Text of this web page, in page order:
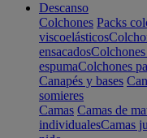
Descanso
Colchones Packs
viscoelásticos
ensacados
espumaColchones
Canapés y bases
somieres
Camas Camas de
individualesCamas